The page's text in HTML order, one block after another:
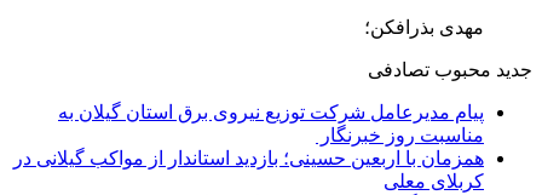
مهدی بذرافکن؛
جدید محبوب تصادفی
پیام مدیرعامل شركت توزیع نیروی برق استان گیلان به
مناسبت روز خبرنگار ‌
همزمان با اربعین حسینی؛ بازدید استاندار از مواکب گیلانی در
کربلای معلی